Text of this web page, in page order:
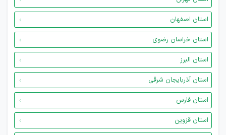
استان اصفهان
استان خراسان رضوی
استان البرز
استان آذربایجان شرقی
استان فارس
استان قزوین